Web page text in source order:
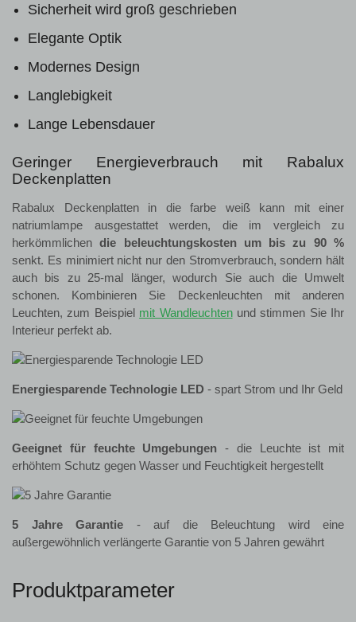
Sicherheit wird groß geschrieben
Elegante Optik
Modernes Design
Langlebigkeit
Lange Lebensdauer
Geringer Energieverbrauch mit Rabalux
Deckenplatten
Rabalux Deckenplatten in die farbe weiß kann mit einer
natriumlampe ausgestattet werden, die im vergleich zu
herkömmlichendie beleuchtungskosten um bis zu 90 %
senkt. Es minimiert nicht nur den Stromverbrauch, sondern hält
auch bis zu 25-mal länger, wodurch Sie auch die Umwelt
schonen. Kombinieren Sie Deckenleuchten mit anderen
Leuchten, zum Beispiel mit Wandleuchtenund stimmen Sie Ihr
Interieur perfekt ab.
Energiesparende Technologie LED - spart Strom und Ihr Geld
Geeignet für feuchte Umgebungen - die Leuchte ist mit
erhöhtem Schutz gegen Wasser und Feuchtigkeit hergestellt
5 Jahre Garantie - auf die Beleuchtung wird eine
außergewöhnlich verlängerte Garantie von 5 Jahren gewährt
Produktparameter